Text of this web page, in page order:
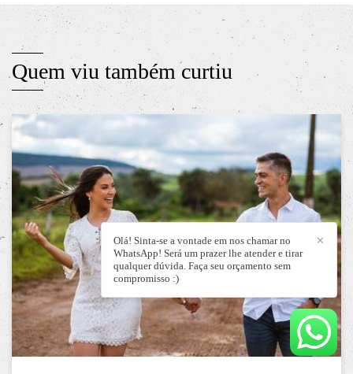
Quem viu também curtiu
✕
Olá! Sinta-se a vontade em nos chamar no
WhatsApp! Será um prazer lhe atender e tirar
qualquer dúvida. Faça seu orçamento sem
compromisso :)